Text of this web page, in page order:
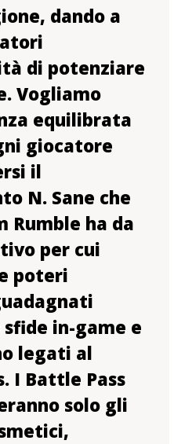
dando a
di potenziare
Vogliamo
equilibrata
giocatore
il
N. Sane che
Rumble ha da
per cui
poteri
in-game e
legati al
I Battle Pass
solo gli